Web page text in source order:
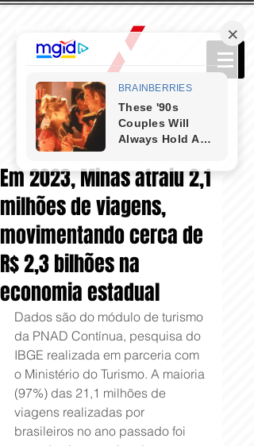
Em 2023, Minas atraiu 2,1
milhões de viagens,
movimentando cerca de
R$ 2,3 bilhões na
economia estadual
Dados são do módulo de turismo
da PNAD Contínua, pesquisa do
IBGE realizada em parceria com
o Ministério do Turismo. A maioria
(97%) das 21,1 milhões de
viagens realizadas por
brasileiros no ano passado foi